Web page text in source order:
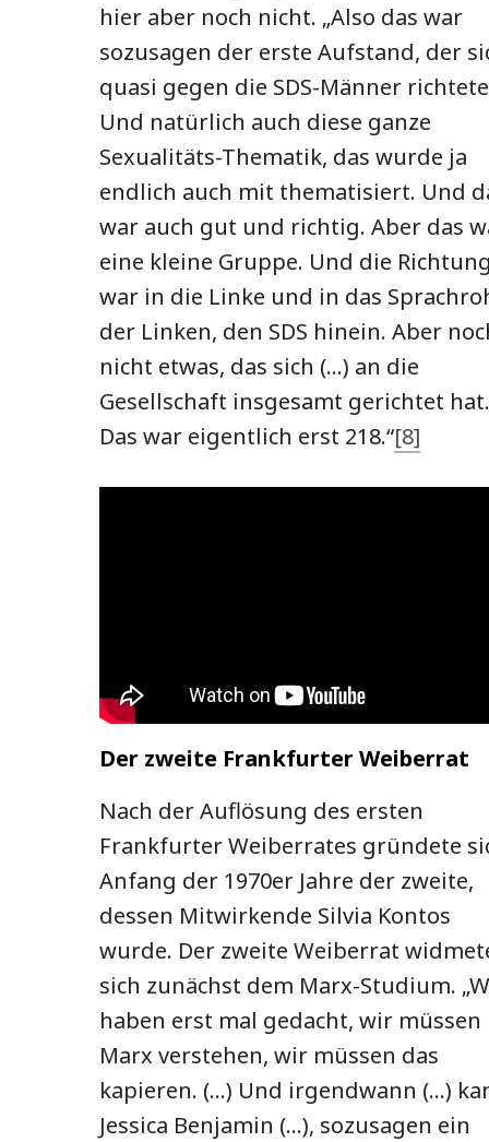
hier aber noch nicht. „Also das war
sozusagen der erste Aufstand, der
quasi gegen die SDS-Männer
Und natürlich auch diese ganze
Sexualitäts-Thematik, das wurde ja
endlich auch mit thematisiert. Und
war auch gut und richtig. Aber das
eine kleine Gruppe. Und die
war in die Linke und in das
der Linken, den SDS hinein. Aber
nicht etwas, das sich (…) an die
Gesellschaft insgesamt gerichtet hat.
Das war eigentlich erst 218.“[8]
Der zweite Frankfurter Weiberrat
Nach der Auflösung des ersten
Frankfurter Weiberrates gründete
Anfang der 1970er Jahre der zweite,
dessen Mitwirkende Silvia Kontos
wurde. Der zweite Weiberrat
sich zunächst dem Marx-Studium.
haben erst mal gedacht, wir müssen
Marx verstehen, wir müssen das
kapieren. (…) Und irgendwann (…)
Jessica Benjamin (…), sozusagen ein